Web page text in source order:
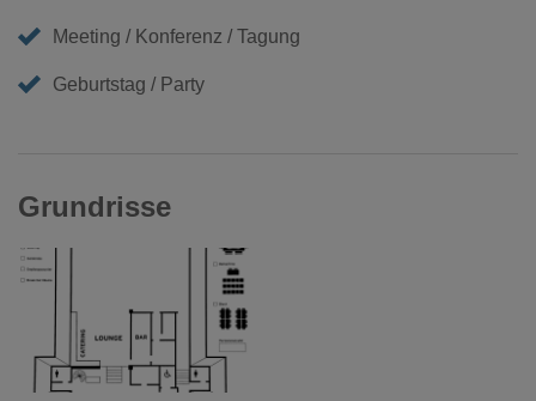
Meeting / Konferenz / Tagung
Geburtstag / Party
Grundrisse